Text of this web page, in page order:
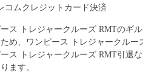
コムクレジットカード決済
ス トレジャークルーズ RMTのギ
め、
ワンピース トレジャークルー
ス トレジャークルーズ RMT引退
ます。